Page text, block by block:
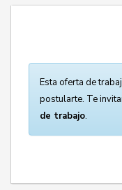
Esta oferta de
postularte. Te
de trabajo.